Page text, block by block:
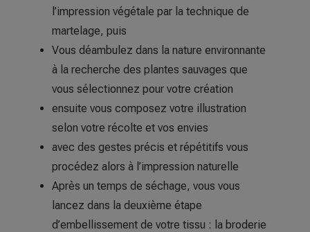
l’impression végétale par la technique de
martelage, puis
Vous déambulez dans la nature environnante
à la recherche des plantes sauvages que
vous sélectionnez pour votre création
ensuite vous composez votre illustration
selon votre récolte et vos envies
avec des gestes précis et répétitifs vous
procédez alors à l’impression naturelle
Après un temps de séchage, vous vous
lancez dans la deuxième étape
d’embellissement de votre tissu : la broderie